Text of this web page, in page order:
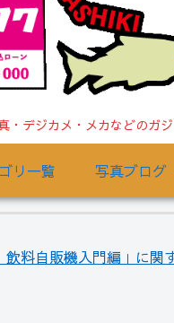
・デジカメ・メカなどのガ
リ一覧 写真ブログ
料自販機入門編」に関